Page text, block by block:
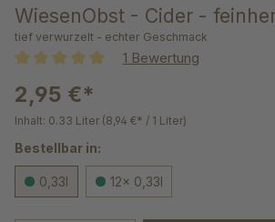
WiesenObst - Cider -
tief verwurzelt - echter Geschmack
1 Bewertung
2,95 €*
Inhalt: 0.33 Liter (8,94 €* / 1 Liter)
Bestellbar in:
0,33l 12x 0,33l